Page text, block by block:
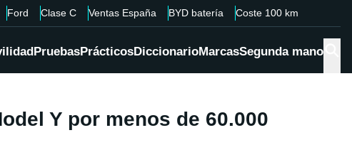
Ford Clase C Ventas España BYD batería Coste 100 km
PruebasPrácticosDiccionarioMarcasSegunda mano
Y por menos de 60.000